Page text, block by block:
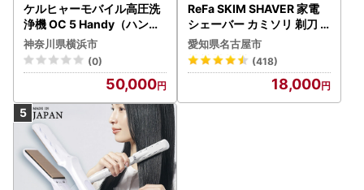
ケルヒャーモバイル高圧洗
浄機 OC 5 Handy（ハンデ
ィジェット） APV0006
神奈川県横浜市
(0)
50,000
ReFa SKIM SHAVER 家電
シェーバー カミソリ 剃刀
シェーバー
愛知県名古屋市
(418)
18,000